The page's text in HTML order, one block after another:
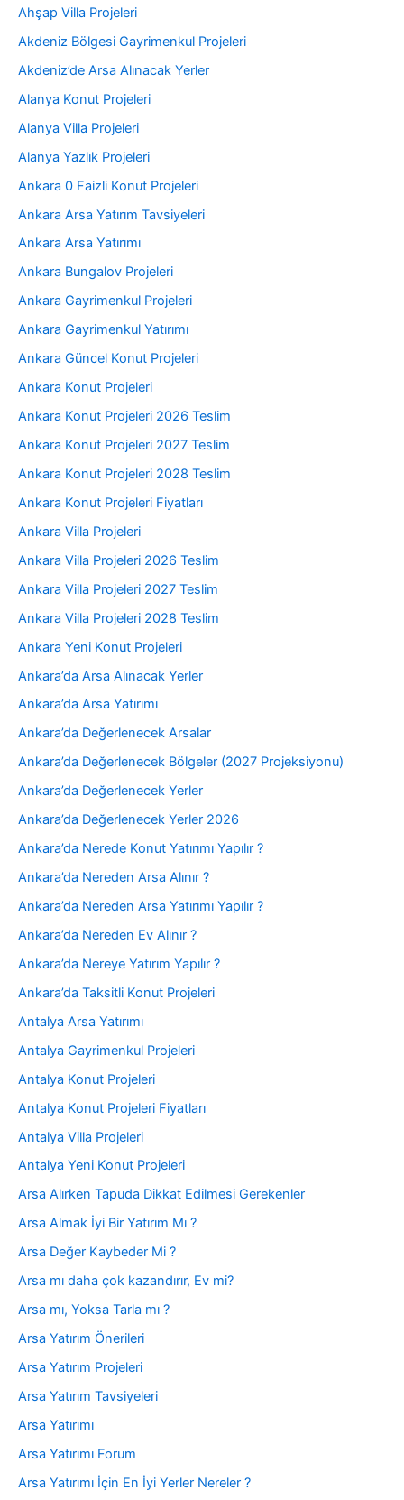
Ahşap Villa Projeleri
Akdeniz Bölgesi Gayrimenkul Projeleri
Akdeniz’de Arsa Alınacak Yerler
Alanya Konut Projeleri
Alanya Villa Projeleri
Alanya Yazlık Projeleri
Ankara 0 Faizli Konut Projeleri
Ankara Arsa Yatırım Tavsiyeleri
Ankara Arsa Yatırımı
Ankara Bungalov Projeleri
Ankara Gayrimenkul Projeleri
Ankara Gayrimenkul Yatırımı
Ankara Güncel Konut Projeleri
Ankara Konut Projeleri
Ankara Konut Projeleri 2026 Teslim
Ankara Konut Projeleri 2027 Teslim
Ankara Konut Projeleri 2028 Teslim
Ankara Konut Projeleri Fiyatları
Ankara Villa Projeleri
Ankara Villa Projeleri 2026 Teslim
Ankara Villa Projeleri 2027 Teslim
Ankara Villa Projeleri 2028 Teslim
Ankara Yeni Konut Projeleri
Ankara’da Arsa Alınacak Yerler
Ankara’da Arsa Yatırımı
Ankara’da Değerlenecek Arsalar
Ankara’da Değerlenecek Bölgeler (2027 Projeksiyonu)
Ankara’da Değerlenecek Yerler
Ankara’da Değerlenecek Yerler 2026
Ankara’da Nerede Konut Yatırımı Yapılır ?
Ankara’da Nereden Arsa Alınır ?
Ankara’da Nereden Arsa Yatırımı Yapılır ?
Ankara’da Nereden Ev Alınır ?
Ankara’da Nereye Yatırım Yapılır ?
Ankara’da Taksitli Konut Projeleri
Antalya Arsa Yatırımı
Antalya Gayrimenkul Projeleri
Antalya Konut Projeleri
Antalya Konut Projeleri Fiyatları
Antalya Villa Projeleri
Antalya Yeni Konut Projeleri
Arsa Alırken Tapuda Dikkat Edilmesi Gerekenler
Arsa Almak İyi Bir Yatırım Mı ?
Arsa Değer Kaybeder Mi ?
Arsa mı daha çok kazandırır, Ev mi?
Arsa mı, Yoksa Tarla mı ?
Arsa Yatırım Önerileri
Arsa Yatırım Projeleri
Arsa Yatırım Tavsiyeleri
Arsa Yatırımı
Arsa Yatırımı Forum
Arsa Yatırımı İçin En İyi Yerler Nereler ?